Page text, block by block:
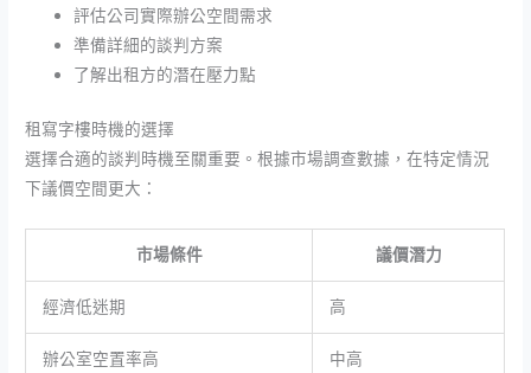
評估公司實際辦公空間需求
準備詳細的談判方案
了解出租方的潛在壓力點
租寫字樓時機的選擇
選擇合適的談判時機至關重要。根據市場調查數據，在特定情況
下議價空間更大：
市場條件 議價潛力
經濟低迷期 高
辦公室空置率高 中高